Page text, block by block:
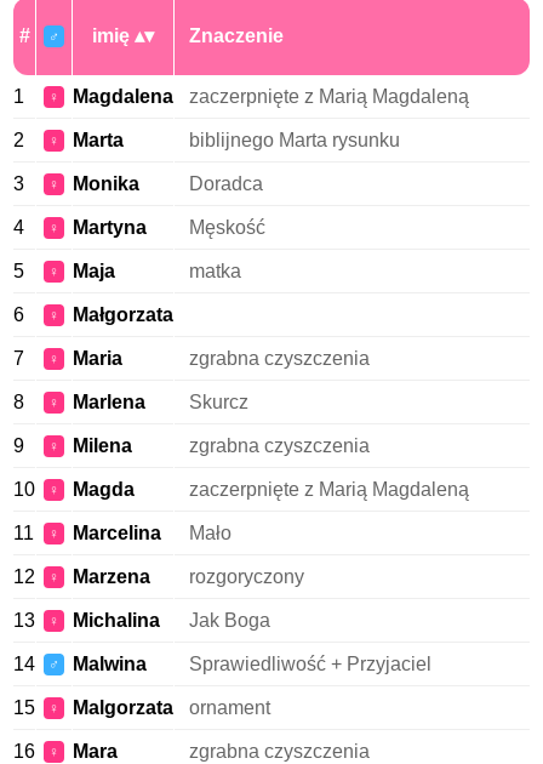
# ♂ imię Znaczenie
1 ♀ Magdalena zaczerpnięte z Marią Magdaleną
2 ♀ Marta biblijnego Marta rysunku
3 ♀ Monika Doradca
4 ♀ Martyna Męskość
5 ♀ Maja matka
6 ♀ Małgorzata
7 ♀ Maria zgrabna czyszczenia
8 ♀ Marlena Skurcz
9 ♀ Milena zgrabna czyszczenia
10 ♀ Magda zaczerpnięte z Marią Magdaleną
11 ♀ Marcelina Mało
12 ♀ Marzena rozgoryczony
13 ♀ Michalina Jak Boga
14 ♂ Malwina Sprawiedliwość + Przyjaciel
15 ♀ Malgorzata ornament
16 ♀ Mara zgrabna czyszczenia